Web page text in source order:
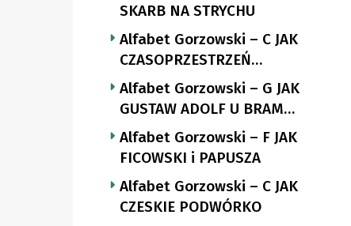
SKARB NA STRYCHU
Alfabet Gorzowski – C JAK
CZASOPRZESTRZEŃ
NUTTGENSA
Alfabet Gorzowski – G JAK
GUSTAW ADOLF U BRAM
LANDSBERGA
Alfabet Gorzowski – F JAK
FICOWSKI i PAPUSZA
Alfabet Gorzowski – C JAK
CZESKIE PODWÓRKO